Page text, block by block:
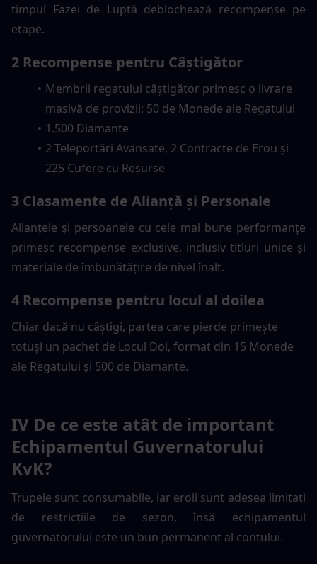
timpul Fazei de Luptă deblochează recompense pe
etape.
2 Recompense pentru Câștigător
Membrii regatului câștigător primesc o livrare
masivă de provizii: 50 de Monede ale Regatului
1.500 Diamante
2 Teleportări Avansate, 2 Contracte de Erou și
225 Cufere cu Resurse
3 Clasamente de Alianță și Personale
Alianțele și persoanele cu cele mai bune performanțe
primesc recompense exclusive, inclusiv titluri unice și
materiale de îmbunătățire de nivel înalt.
4 Recompense pentru locul al doilea
Chiar dacă nu câștigi, partea care pierde primește
totuși un pachet de Locul Doi, format din 15 Monede
ale Regatului și 500 de Diamante.
IV De ce este atât de important
Echipamentul Guvernatorului
KvK?
Trupele sunt consumabile, iar eroii sunt adesea limitați
de restricțiile de sezon, însă echipamentul
guvernatorului este un bun permanent al contului.